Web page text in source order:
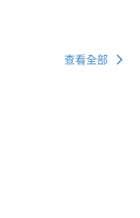
查看全部